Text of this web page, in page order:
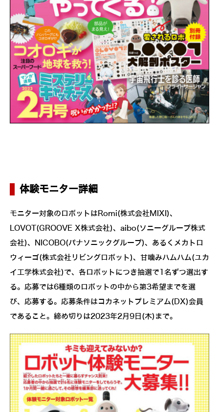
体験モニター詳細
モニター対象のロボットはRomi(株式会社MIXI)、
LOVOT(GROOVE X株式会社)、aibo(ソニーグループ株式
会社)、NICOBO(パナソニックグループ)、あるくメカトロ
ウィーゴ(株式会社リビングロボット)、甘噛みハムハム(ユカ
イ工学株式会社)で、各ロボットにつき抽選で1名ずつ選出す
る。応募では6種類のロボットの中から第3希望までを選
び、応募する。応募条件はコカネットプレミアム(DX)会員
であること。締め切りは2023年2月9日(木)まで。